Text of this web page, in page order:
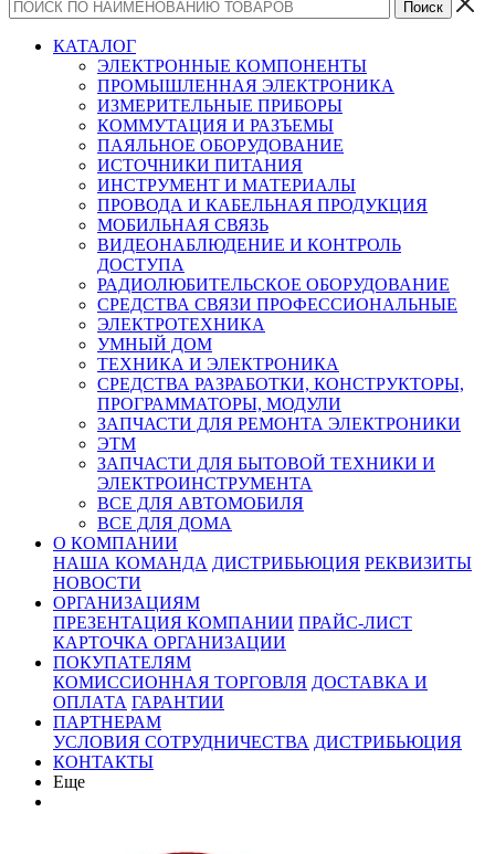
КАТАЛОГ
ЭЛЕКТРОННЫЕ КОМПОНЕНТЫ
ПРОМЫШЛЕННАЯ ЭЛЕКТРОНИКА
ИЗМЕРИТЕЛЬНЫЕ ПРИБОРЫ
КОММУТАЦИЯ И РАЗЪЕМЫ
ПАЯЛЬНОЕ ОБОРУДОВАНИЕ
ИСТОЧНИКИ ПИТАНИЯ
ИНСТРУМЕНТ И МАТЕРИАЛЫ
ПРОВОДА И КАБЕЛЬНАЯ ПРОДУКЦИЯ
МОБИЛЬНАЯ СВЯЗЬ
ВИДЕОНАБЛЮДЕНИЕ И КОНТРОЛЬ
ДОСТУПА
РАДИОЛЮБИТЕЛЬСКОЕ ОБОРУДОВАНИЕ
СРЕДСТВА СВЯЗИ ПРОФЕССИОНАЛЬНЫЕ
ЭЛЕКТРОТЕХНИКА
УМНЫЙ ДОМ
ТЕХНИКА И ЭЛЕКТРОНИКА
СРЕДСТВА РАЗРАБОТКИ, КОНСТРУКТОРЫ,
ПРОГРАММАТОРЫ, МОДУЛИ
ЗАПЧАСТИ ДЛЯ РЕМОНТА ЭЛЕКТРОНИКИ
ЭТМ
ЗАПЧАСТИ ДЛЯ БЫТОВОЙ ТЕХНИКИ И
ЭЛЕКТРОИНСТРУМЕНТА
ВСЕ ДЛЯ АВТОМОБИЛЯ
ВСЕ ДЛЯ ДОМА
О КОМПАНИИ
НАША КОМАНДА ДИСТРИБЬЮЦИЯ РЕКВИЗИТЫ
НОВОСТИ
ОРГАНИЗАЦИЯМ
ПРЕЗЕНТАЦИЯ КОМПАНИИ ПРАЙС-ЛИСТ
КАРТОЧКА ОРГАНИЗАЦИИ
ПОКУПАТЕЛЯМ
КОМИССИОННАЯ ТОРГОВЛЯ ДОСТАВКА И
ОПЛАТА ГАРАНТИИ
ПАРТНЕРАМ
УСЛОВИЯ СОТРУДНИЧЕСТВА ДИСТРИБЬЮЦИЯ
КОНТАКТЫ
Еще